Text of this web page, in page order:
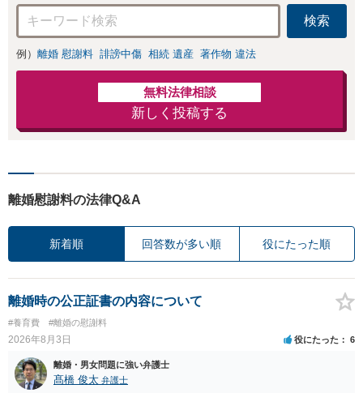
を正確に読み取り
ます。【東京都在
住以外の方も対
応】
検索
例） 離婚 慰謝料 誹謗中傷 相続 遺産 著作物 違法
無料法律相談
新しく投稿する
離婚慰謝料の法律Q&A
新着順 回答数が多い順 役にたった順
離婚時の公正証書の内容について
#養育費 #離婚の慰謝料
2026年8月3日 役にたった 6
離婚・男女問題に強い弁護士
髙橋 俊太 弁護士